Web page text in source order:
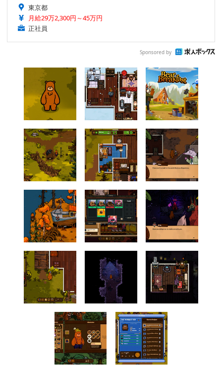
東京都
月給29万2,300円～45万円
正社員
Sponsored by